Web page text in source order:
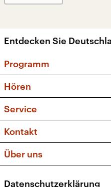
Entdecken Sie
Programm
Sendungen und
Musikliste
Kakadu – Das
Hören
Frequenzen (UKW +
Service
FAQ
Apps
Newsletter
Kontakt
Social Media
Über uns
Datenschutzerklärung